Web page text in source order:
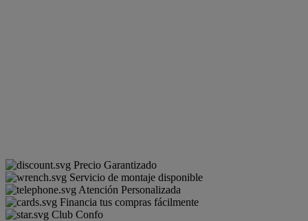
Precio Garantizado
Servicio de montaje disponible
Atención Personalizada
Financia tus compras fácilmente
Club Confo